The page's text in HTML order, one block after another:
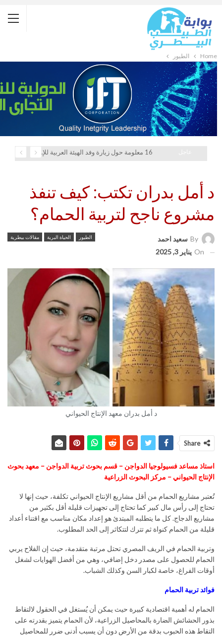
Home الطيور
16 معلومة حول زيارة وفد الهيئة العربية للإستثمار والإنماء الزراعي إلي السعودية
د أمل بدران تكتب: كيف تنفذ
مشروع ناجح لتربية الحمام؟
الطيور الحياة البرية مقالات بيطرية By سعيد احمد
On يناير 3, 2025
د أمل بدران معهد الإنتاج الحيواني
Share
استاذ مساعد فسيولوجيا الدواجن – قسم بحوث تربية الدواجن – معهد بحوث
الإنتاج الحيواني – مركز البحوث الزراعية
تُعتبر مشاريع الحمام من أقل مشاريع الإنتاج الحيواني تكلفة، حيث إنها لا
تحتاج إلى رأس مال كبير كما تحتاج إلى تجهيزات قليلة أقل بكثير من
مشاريع الدجاج. كل ما يتطلبه المبتدئ هو إعداد مكان مناسب مع اقتناء أعداد
قليلة من الحمام كنواة ثم تترك لتتكاثر إلى الحد المطلوب.
وتربية الحمام في الريف المصري تحتل مرتبة متقدمة، حيث إن الفلاح يربي
الحمام للحصول على مصدر دخل إضافي، وهي من أفضل الهوايات لشغل
أوقات الفراغ، خاصة لكبار السن وكذلك الشباب.
فوائد تربية الحمام
الحمام له أهمية اقتصادية كبيرة حيث يمكن أن يُستغل في الحقول لالتقاط
بذور الحشائش الضارة بالمحاصيل الزراعية، لأن الحمام يتميز بقدرته على
التقاط هذه الحبوب بدقة من الأرض دون أن يسبب أدنى ضرر للمحاصيل